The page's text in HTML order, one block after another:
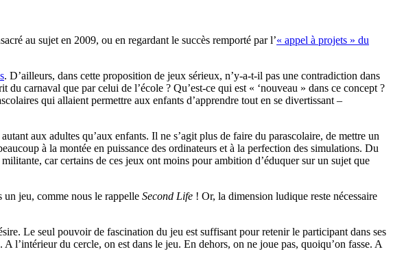
au sujet en 2009, ou en regardant le succès remporté par l’« appel à projets » du
. D’ailleurs, dans cette proposition de jeux sérieux, n’y-a-t-il pas une contradiction dans
carnaval que par celui de l’école ? Qu’est-ce qui est « ‘nouveau » dans ce concept ?
qui allaient permettre aux enfants d’apprendre tout en se divertissant –
aux adultes qu’aux enfants. Il ne s’agit plus de faire du parascolaire, de mettre un
à la montée en puissance des ordinateurs et à la perfection des simulations. Du
car certains de ces jeux ont moins pour ambition d’éduquer sur un sujet que
jeu, comme nous le rappelle Second Life ! Or, la dimension ludique reste nécessaire
Le seul pouvoir de fascination du jeu est suffisant pour retenir le participant dans ses
A l’intérieur du cercle, on est dans le jeu. En dehors, on ne joue pas, quoiqu’on fasse. A